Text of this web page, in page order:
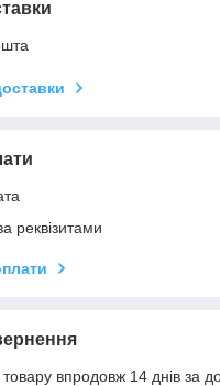
реквізитами
впродовж 14 днів за